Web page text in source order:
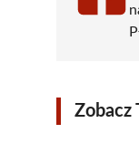
Zobacz